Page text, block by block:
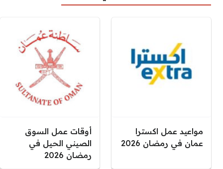
مواعيد عمل اكسترا
عمان في رمضان 2026
أوقات عمل السوق
الصيني الحيل في
رمضان 2026